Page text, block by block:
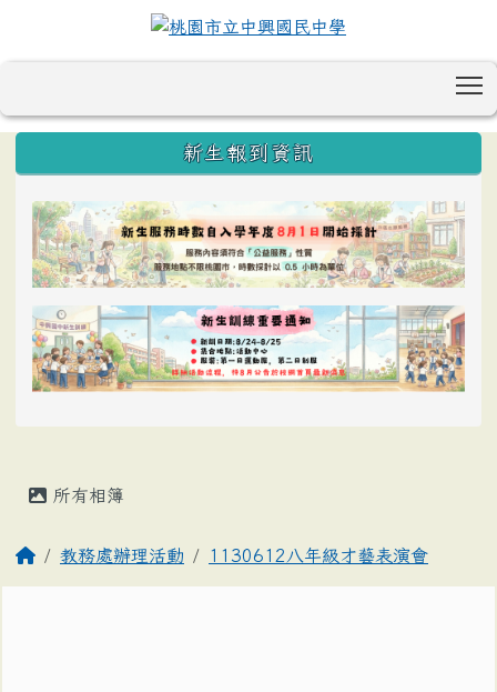
:::
新生報到資訊
所有相簿
教務處辦理活動 1130612八年級才藝表演會